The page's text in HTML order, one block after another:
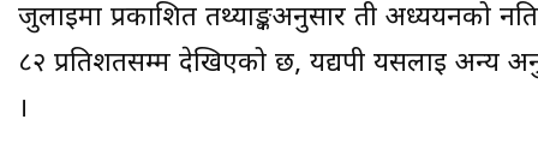
जुलाईमा प्रकाशित तथ्याङ्कअनुसार ती अध्ययनको
८२ प्रतिशतसम्म देखिएको छ, यद्यपी यसलाई अन्य
।